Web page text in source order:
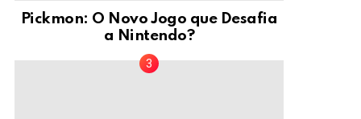
Pickmon: O Novo Jogo que Desafia
a Nintendo?